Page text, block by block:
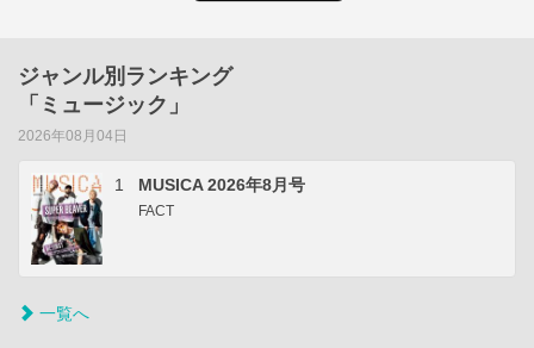
ジャンル別ランキング
「ミュージック」
2026年08月04日
1 MUSICA 2026年8月号
FACT
一覧へ